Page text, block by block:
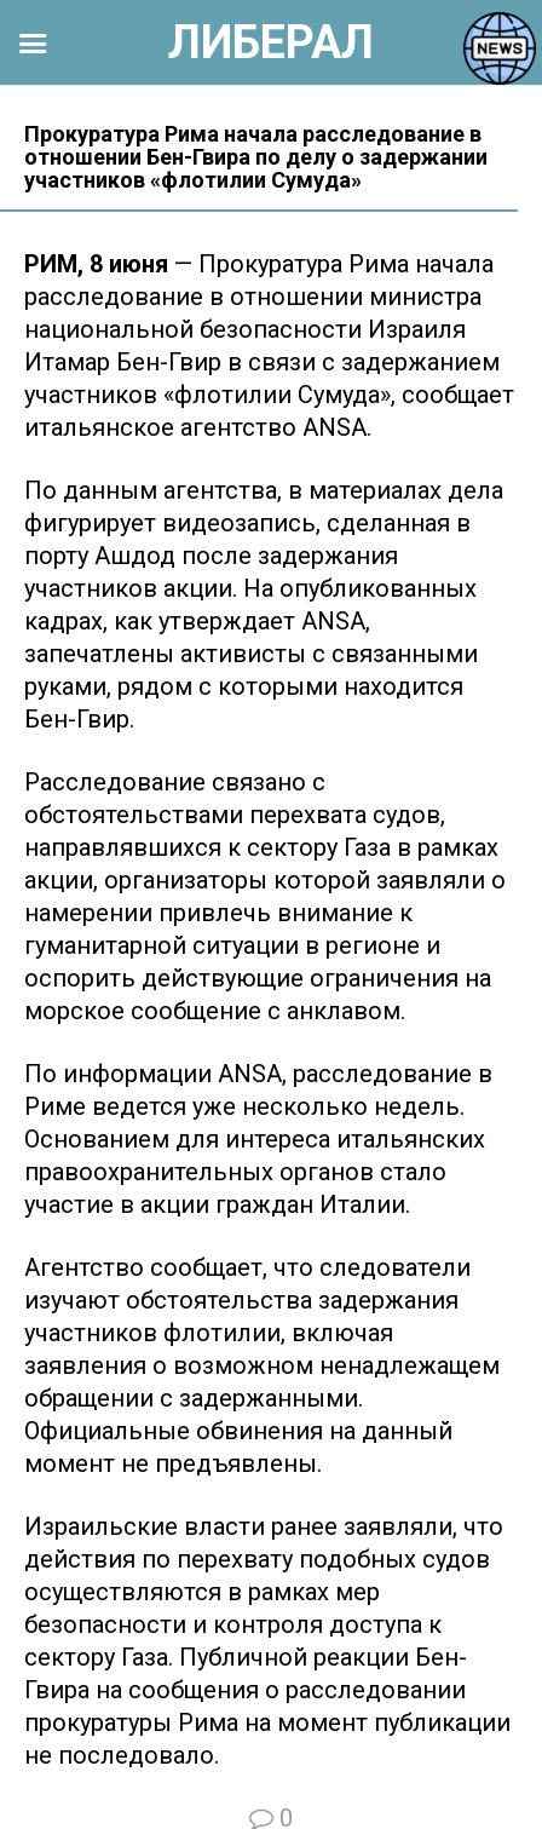
контенту
Прокуратура Рима начала расследование в
отношении Бен-Гвира по делу о задержании
участников «флотилии Сумуда»
РИМ, 8 июня — Прокуратура Рима начала
расследование в отношении министра
национальной безопасности Израиля
Итамар Бен-Гвир в связи с задержанием
участников «флотилии Сумуда», сообщает
итальянское агентство ANSA.
По данным агентства, в материалах дела
фигурирует видеозапись, сделанная в
порту Ашдод после задержания
участников акции. На опубликованных
кадрах, как утверждает ANSA,
запечатлены активисты с связанными
руками, рядом с которыми находится
Бен-Гвир.
Расследование связано с
обстоятельствами перехвата судов,
направлявшихся к сектору Газа в рамках
акции, организаторы которой заявляли о
намерении привлечь внимание к
гуманитарной ситуации в регионе и
оспорить действующие ограничения на
морское сообщение с анклавом.
По информации ANSA, расследование в
Риме ведется уже несколько недель.
Основанием для интереса итальянских
правоохранительных органов стало
участие в акции граждан Италии.
Агентство сообщает, что следователи
изучают обстоятельства задержания
участников флотилии, включая
заявления о возможном ненадлежащем
обращении с задержанными.
Официальные обвинения на данный
момент не предъявлены.
Израильские власти ранее заявляли, что
действия по перехвату подобных судов
осуществляются в рамках мер
безопасности и контроля доступа к
сектору Газа. Публичной реакции Бен-
Гвира на сообщения о расследовании
прокуратуры Рима на момент публикации
не последовало.
0
ЛИБЕРАЛ